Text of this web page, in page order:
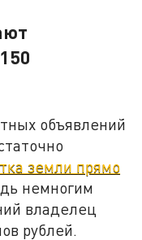
объявлений
земли прямо
немногим
владелец
рублей.